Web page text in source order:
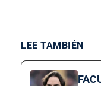
LEE TAMBIÉN